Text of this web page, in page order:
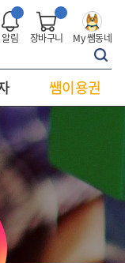
알림 장바구니 My 쌤동네
쌤이용권